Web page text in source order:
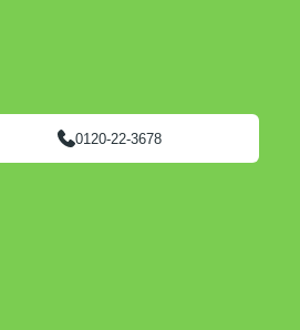
0120-22-3678